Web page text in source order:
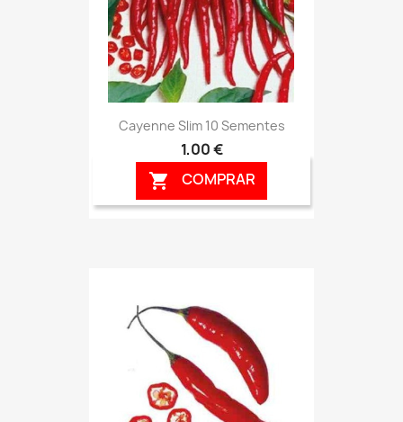
Cayenne Slim 10 Sementes
1,00 €
 COMPRAR